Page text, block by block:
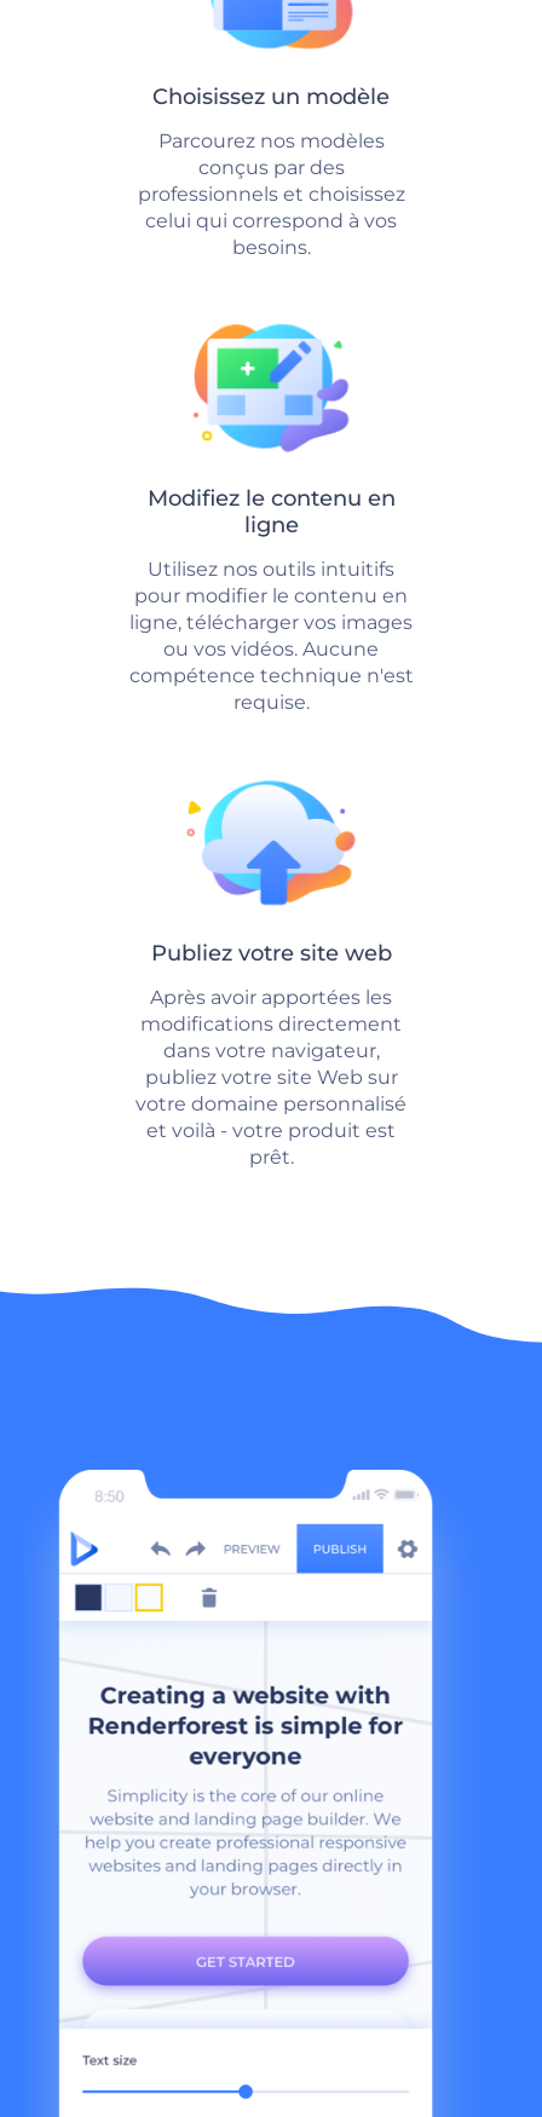
Choisissez un modèle
Parcourez nos modèles
conçus par des
professionnels et choisissez
celui qui correspond à vos
besoins.
Modifiez le contenu en
ligne
Utilisez nos outils intuitifs
pour modifier le contenu en
ligne, télécharger vos images
ou vos vidéos. Aucune
compétence technique n'est
requise.
Publiez votre site web
Après avoir apportées les
modifications directement
dans votre navigateur,
publiez votre site Web sur
votre domaine personnalisé
et voilà - votre produit est
prêt.